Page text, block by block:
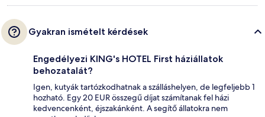
Gyakran ismételt kérdések
Engedélyezi KING's HOTEL First háziállatok
behozatalát?
Igen, kutyák tartózkodhatnak a szálláshelyen, de legfeljebb 1
hozható. Egy 20 EUR összegű díjat számítanak fel házi
kedvencenként, éjszakánként. A segítő állatokra nem